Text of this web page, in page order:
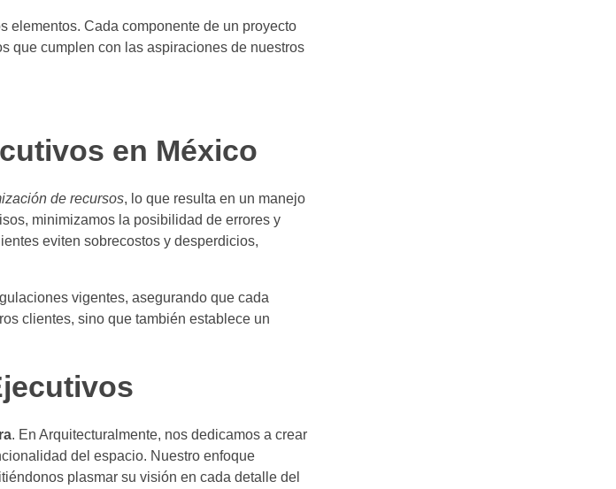
elementos. Cada componente de un proyecto
que cumplen con las aspiraciones de nuestros
en México
de recursos, lo que resulta en un manejo
minimizamos la posibilidad de errores y
eviten sobrecostos y desperdicios,
vigentes, asegurando que cada
clientes, sino que también establece un
. En Arquitecturalmente, nos dedicamos a crear
del espacio. Nuestro enfoque
plasmar su visión en cada detalle del